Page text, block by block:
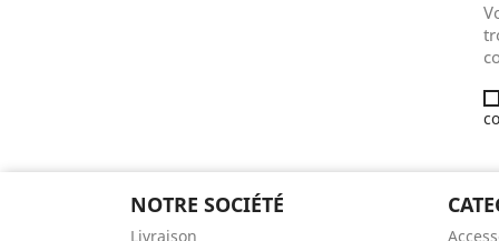
NOTRE SOCIÉTÉ
Livraison